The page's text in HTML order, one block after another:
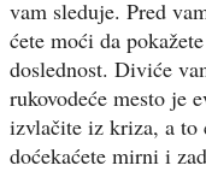
vam sleduje. Pred
ćete moći da
doslednost. Diviće
rukovodeće mesto je
izvlačite iz kriza, a to
doćekaćete mirni i